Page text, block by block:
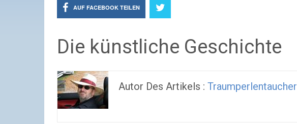
AUF FACEBOOK TEILEN
Die künstliche Geschichte
Autor Des Artikels : Traumperlentaucher